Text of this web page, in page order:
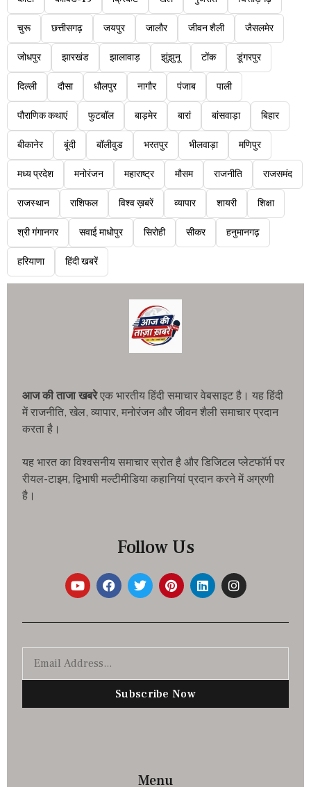
चुरू छत्तीसगढ़ जयपुर जालौर जीवन शैली जैसलमेर
जोधपुर झारखंड झालावाड़ झुंझुनू टोंक डूंगरपुर
दिल्ली दौसा धौलपुर नागौर पंजाब पाली
पौराणिक कथाएं फुटबॉल बाड़मेर बारां बांसवाड़ा बिहार
बीकानेर बूंदी बॉलीवुड भरतपुर भीलवाड़ा मणिपुर
मध्य प्रदेश मनोरंजन महाराष्ट्र मौसम राजनीति राजसमंद
राजस्थान राशिफल विश्व ख़बरें व्यापार शायरी शिक्षा
श्री गंगानगर सवाई माधोपुर सिरोही सीकर हनुमानगढ़
हरियाणा हिंदी खबरें
आज की ताजा खबरेएक भारतीय हिंदी समाचार वेबसाइट है। यह हिंदी
में राजनीति, खेल, व्यापार, मनोरंजन और जीवन शैली समाचार प्रदान
करता है।
यह भारत का विश्वसनीय समाचार स्रोत है और डिजिटल प्लेटफॉर्म पर
रीयल-टाइम, द्विभाषी मल्टीमीडिया कहानियां प्रदान करने में अग्रणी
है।
Follow Us
Subscribe Now
Menu